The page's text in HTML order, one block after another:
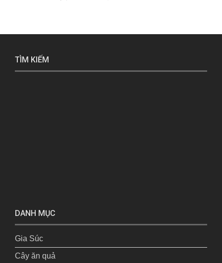
TÌM KIẾM
DANH MỤC
Gia Súc
Cây ăn quả